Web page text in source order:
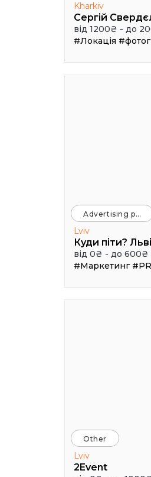
Kharkiv
Сергій
від 1200₴ - до
#Локація
Advertising platforms
Lviv
Куди піти?
від 0₴ - до 600₴
#Маркетинг #PR
Other
Lviv
2Event